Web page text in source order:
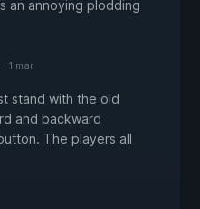
an annoying plodding
1 mar
stand with the old
and backward
The players all